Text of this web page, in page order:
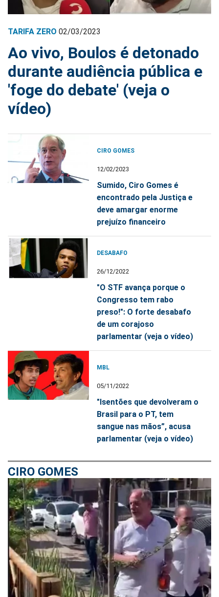
TARIFA ZERO 02/03/2023
Ao vivo, Boulos é detonado
durante audiência pública e
'foge do debate' (veja o
vídeo)
CIRO GOMES
12/02/2023
Sumido, Ciro Gomes é
encontrado pela Justiça e
deve amargar enorme
prejuízo financeiro
DESABAFO
26/12/2022
"O STF avança porque o
Congresso tem rabo
preso!": O forte desabafo
de um corajoso
parlamentar (veja o vídeo)
MBL
05/11/2022
"Isentões que devolveram o
Brasil para o PT, tem
sangue nas mãos”, acusa
parlamentar (veja o vídeo)
CIRO GOMES